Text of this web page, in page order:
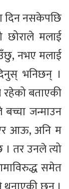
दिन नसकेपछि
मलाई
नभए मलाई
भनिछन् ।
रहेको बताएकी
जन्माउन
आऊ, अनि म
। तर उनले त्यो
समेत